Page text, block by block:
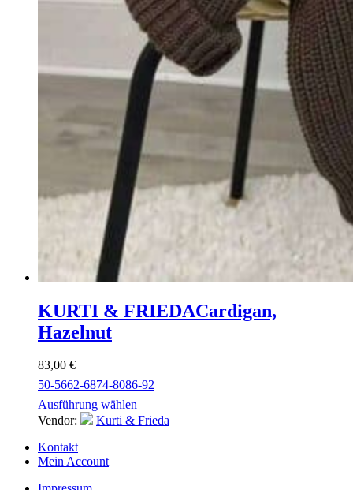
KURTI & FRIEDACardigan,
Hazelnut
83,00 €
50-5662-6874-8086-92
Ausführung wählen
Vendor:
Kurti & Frieda
Kontakt
Mein Account